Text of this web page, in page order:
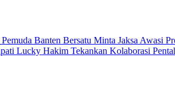
Banten Bersatu Minta Jaksa Awasi
Lucky Hakim Tekankan Kolaborasi